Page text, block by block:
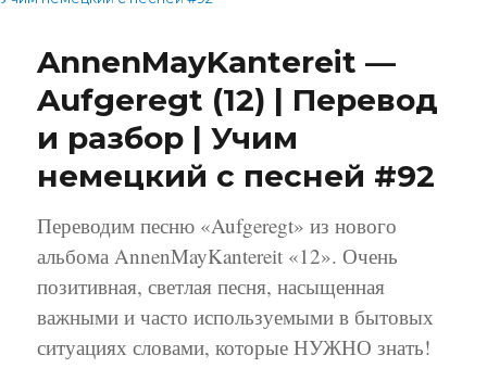
AnnenMayKantereit —
Aufgeregt (12) | Перевод
и разбор | Учим
немецкий с песней #92
Переводим песню «Aufgeregt» из нового
альбома AnnenMayKantereit «12». Очень
позитивная, светлая песня, насыщенная
важными и часто используемыми в бытовых
ситуациях словами, которые НУЖНО знать!